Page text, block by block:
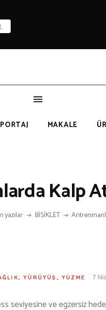
MAKALE
Kalp
yazılar BİSİKLET
| SANAT
,YÜRÜYÜŞ ,YÜZME 7
seviyesine ve egzersiz